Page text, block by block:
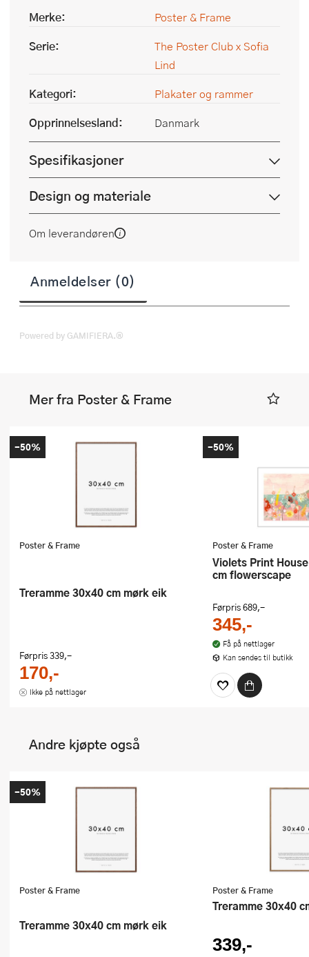
Merke:
Poster & Frame
Serie:
The Poster Club x Sofia
Lind
Kategori:
Plakater og rammer
Opprinnelsesland:
Danmark
Spesifikasjoner
Design og materiale
Om leverandøren
Anmeldelser (0)
Powered by GAMIFIERA.®
Mer fra Poster & Frame
Poster & Frame
Treramme 30x40 cm mørk eik
Førpris339,-
170,-
Ikke på nettlager
-50%
Poster & Frame
Violets Print House poster 50x70
cm flowerscape
Førpris689,-
345,-
Få på nettlager
Kan sendes til butikk
-50%
Andre kjøpte også
Poster & Frame
Treramme 30x40 cm mørk eik
-50%
Poster & Frame
Treramme 30x40
339,-